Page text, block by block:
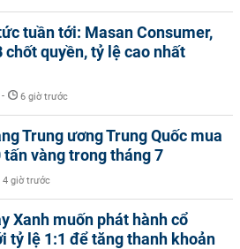
tuần tới: Masan Consumer,
chốt quyền, tỷ lệ cao nhất
- 6 giờ trước
Trung ương Trung Quốc mua
tấn vàng trong tháng 7
4 giờ trước
Xanh muốn phát hành cổ
tỷ lệ 1:1 để tăng thanh khoản